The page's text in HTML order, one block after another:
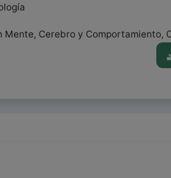
Cerebro y Comportamiento,